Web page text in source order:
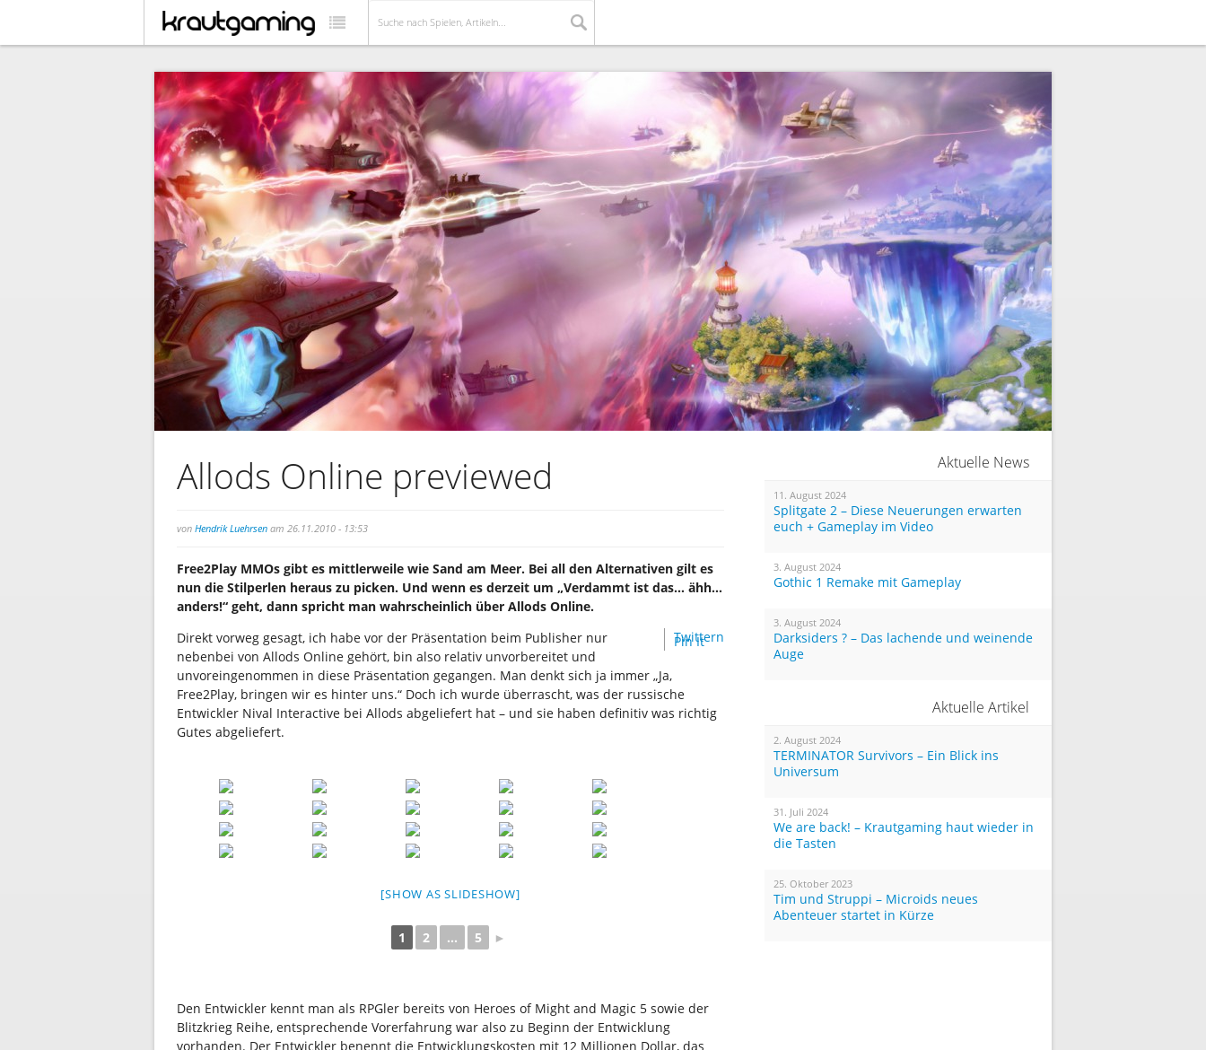
Allods Online previewed
von Hendrik Luehrsen am 26.11.2010 - 13:53
Free2Play MMOs gibt es mittlerweile wie Sand am Meer. Bei all den Alternativen gilt es
nun die Stilperlen heraus zu picken. Und wenn es derzeit um „Verdammt ist das… ähh…
anders!“ geht, dann spricht man wahrscheinlich über Allods Online.
Twittern
Pin It
Direkt vorweg gesagt, ich habe vor der Präsentation beim Publisher nur
nebenbei von Allods Online gehört, bin also relativ unvorbereitet und
unvoreingenommen in diese Präsentation gegangen. Man denkt sich ja immer „Ja,
Free2Play, bringen wir es hinter uns.“ Doch ich wurde überrascht, was der russische
Entwickler Nival Interactive bei Allods abgeliefert hat – und sie haben definitiv was richtig
Gutes abgeliefert.
[SHOW AS SLIDESHOW]
1 2 ... 5 ►
Den Entwickler kennt man als RPGler bereits von Heroes of Might and Magic 5 sowie der
Blitzkrieg Reihe, entsprechende Vorerfahrung war also zu Beginn der Entwicklung
vorhanden. Der Entwickler benennt die Entwicklungskosten mit 12 Millionen Dollar, das
Aktuelle News
11. August 2024
Splitgate 2 – Diese Neuerungen erwarten
euch + Gameplay im Video
3. August 2024
Gothic 1 Remake mit Gameplay
3. August 2024
Darksiders ? – Das lachende und weinende
Auge
Aktuelle Artikel
2. August 2024
TERMINATOR Survivors – Ein Blick ins
Universum
31. Juli 2024
We are back! – Krautgaming haut wieder in
die Tasten
25. Oktober 2023
Tim und Struppi – Microids neues
Abenteuer startet in Kürze